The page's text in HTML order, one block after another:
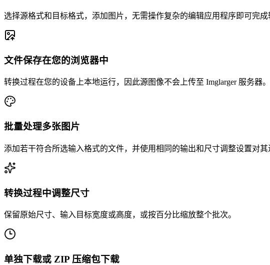
选择源格式和目标格式，添加图片，无需操作复杂的编辑应用程序即可完成
文件保存在您的浏览器中
转换过程在您的设备上本地运行，因此源图像不会上传至 Imglarger 服务器。
批量处理多张图片
添加若干符合所选输入格式的文件，并使用相同的输出和尺寸调整设置对其
转换过程中调整尺寸
保留原始尺寸、输入目标宽度或高度，或按百分比缩放整个批次。
单独下载或 ZIP 压缩包下载